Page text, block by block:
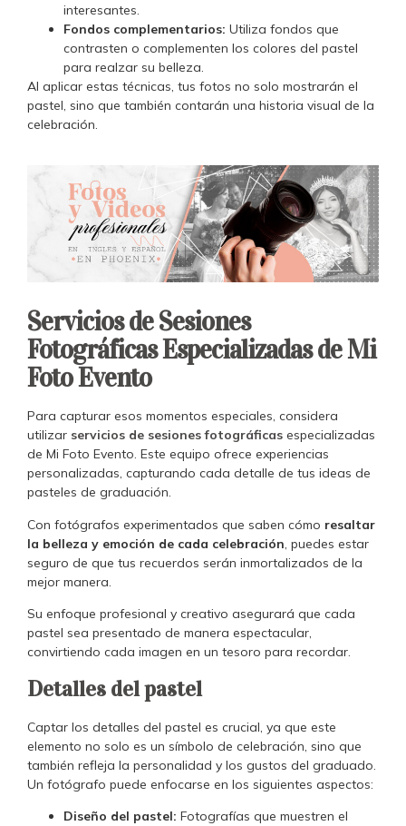
interesantes.
Fondos complementarios: Utiliza fondos que
contrasten o complementen los colores del pastel
para realzar su belleza.
Al aplicar estas técnicas, tus fotos no solo mostrarán el
pastel, sino que también contarán una historia visual de la
celebración.
Servicios de Sesiones
Fotográficas Especializadas de Mi
Foto Evento
Para capturar esos momentos especiales, considera
utilizar servicios de sesiones fotográficas especializadas
de Mi Foto Evento. Este equipo ofrece experiencias
personalizadas, capturando cada detalle de tus ideas de
pasteles de graduación.
Con fotógrafos experimentados que saben cómo resaltar
la belleza y emoción de cada celebración, puedes estar
seguro de que tus recuerdos serán inmortalizados de la
mejor manera.
Su enfoque profesional y creativo asegurará que cada
pastel sea presentado de manera espectacular,
convirtiendo cada imagen en un tesoro para recordar.
Detalles del pastel
Captar los detalles del pastel es crucial, ya que este
elemento no solo es un símbolo de celebración, sino que
también refleja la personalidad y los gustos del graduado.
Un fotógrafo puede enfocarse en los siguientes aspectos:
Diseño del pastel: Fotografías que muestren el